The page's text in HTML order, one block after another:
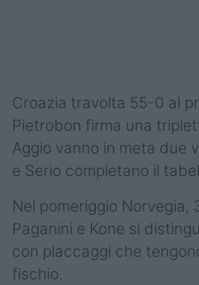
Croazia travolta 55-0 al
Pietrobon firma una
Aggio vanno in meta due
e Serio completano il
Nel pomeriggio Norvegia,
Paganini e Kone si
con placcaggi che
fischio.